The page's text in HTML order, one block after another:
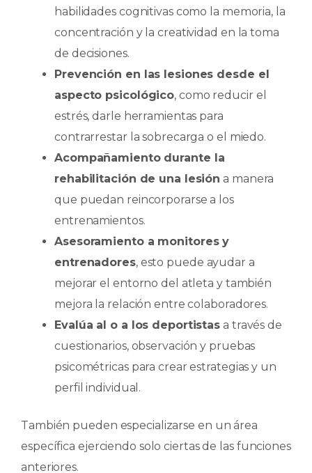
habilidades cognitivas como la memoria, la
concentración y la creatividad en la toma
de decisiones.
Prevención en las lesiones desde el
aspecto psicológico, como reducir el
estrés, darle herramientas para
contrarrestar la sobrecarga o el miedo.
Acompañamiento durante la
rehabilitación de una lesión a manera
que puedan reincorporarse a los
entrenamientos.
Asesoramiento a monitores y
entrenadores, esto puede ayudar a
mejorar el entorno del atleta y también
mejora la relación entre colaboradores.
Evalúa al o a los deportistas a través de
cuestionarios, observación y pruebas
psicométricas para crear estrategias y un
perfil individual.
También pueden especializarse en un área
específica ejerciendo solo ciertas de las funciones
anteriores.